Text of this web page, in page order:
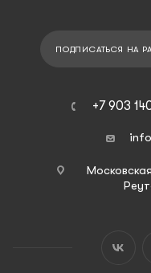
ПОДПИСАТЬСЯ НА
+7 903